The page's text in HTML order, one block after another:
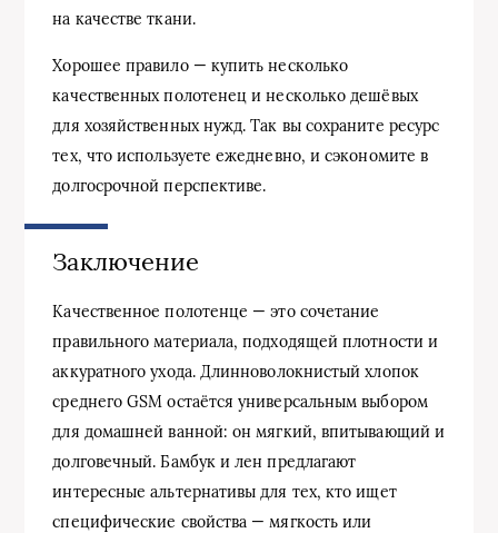
на качестве ткани.
Хорошее правило — купить несколько
качественных полотенец и несколько дешёвых
для хозяйственных нужд. Так вы сохраните ресурс
тех, что используете ежедневно, и сэкономите в
долгосрочной перспективе.
Заключение
Качественное полотенце — это сочетание
правильного материала, подходящей плотности и
аккуратного ухода. Длинноволокнистый хлопок
среднего GSM остаётся универсальным выбором
для домашней ванной: он мягкий, впитывающий и
долговечный. Бамбук и лен предлагают
интересные альтернативы для тех, кто ищет
специфические свойства — мягкость или